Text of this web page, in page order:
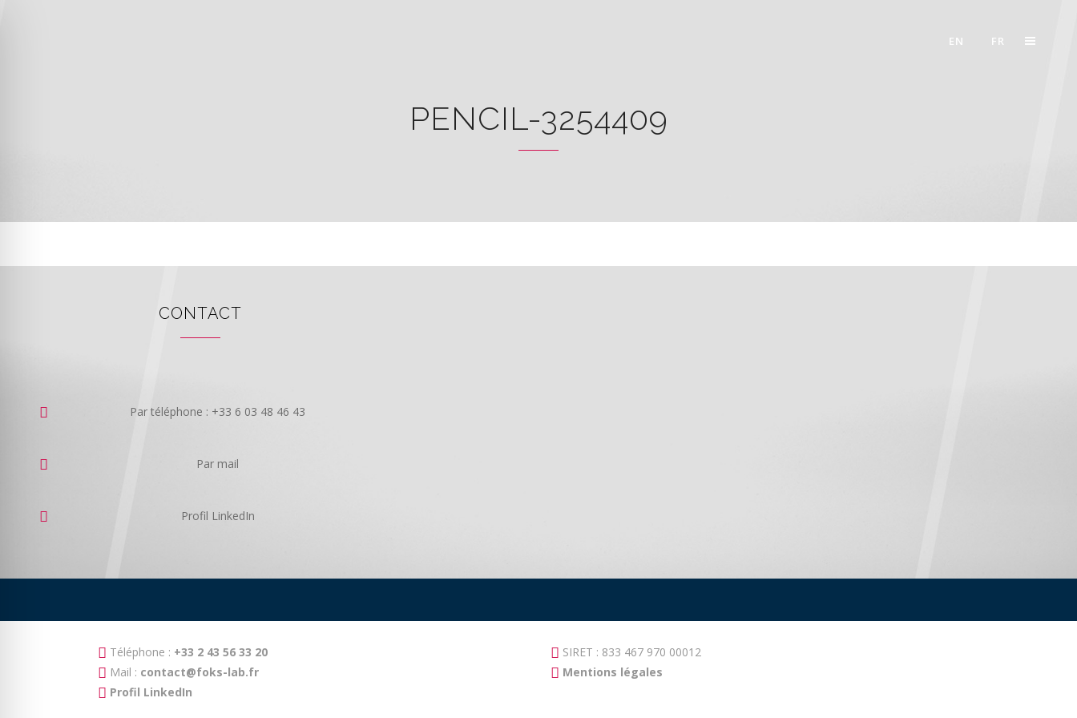
EN FR
PENCIL-3254409
CONTACT
Par téléphone : +33 6 03 48 46 43
Par mail
Profil LinkedIn
Téléphone : +33 2 43 56 33 20
Mail : contact@foks-lab.fr
Profil LinkedIn
SIRET : 833 467 970 00012
Mentions légales